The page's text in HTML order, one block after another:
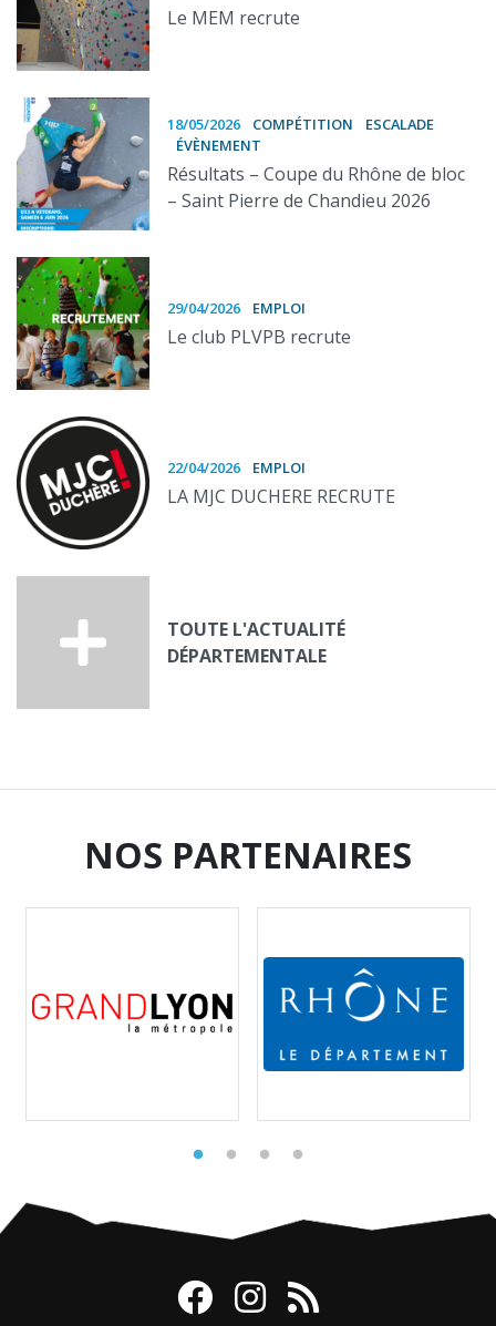
Le MEM recrute
18/05/2026 COMPÉTITION
ESCALADE
ÉVÈNEMENT
Résultats – Coupe du Rhône de bloc
– Saint Pierre de Chandieu 2026
29/04/2026 EMPLOI
Le club PLVPB recrute
22/04/2026 EMPLOI
LA MJC DUCHERE RECRUTE
TOUTE L'ACTUALITÉ
DÉPARTEMENTALE
NOS PARTENAIRES